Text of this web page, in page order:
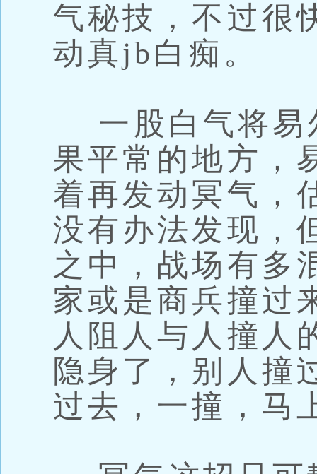
气秘技，不过很
动真jb白痴。
一股白气将易
果平常的地方，
着再发动冥气，
没有办法发现，
之中，战场有多
家或是商兵撞过
人阻人与人撞人
隐身了，别人撞
过去，一撞，马